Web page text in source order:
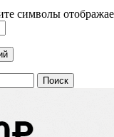
символы